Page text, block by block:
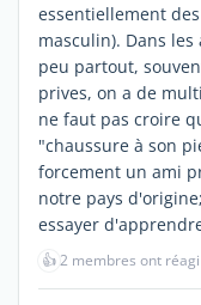
essentiellement
masculin). Dans
peu partout,
prives, on a de
ne faut pas croire
"chaussure à son
forcement un ami
notre pays
essayer
👍2 membres ont